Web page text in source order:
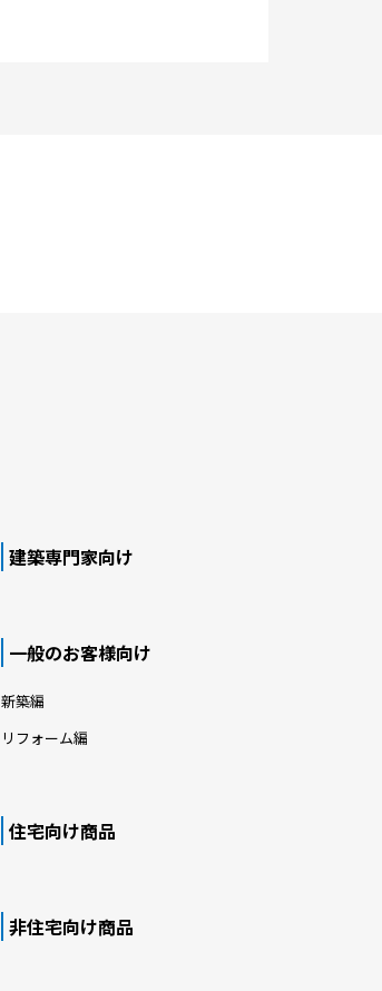
建築専門家向け
一般のお客様向け
新築編
リフォーム編
住宅向け商品
非住宅向け商品